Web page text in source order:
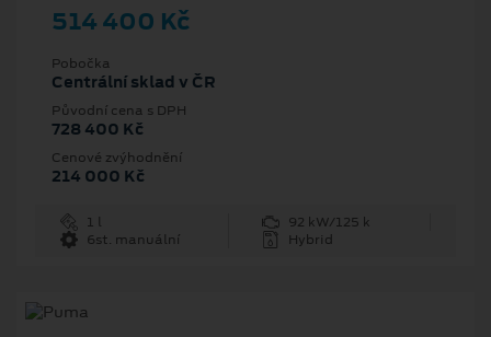
514 400 Kč
Pobočka
Centrální sklad v ČR
Původní cena s DPH
728 400 Kč
Cenové zvýhodnění
214 000 Kč
1 l
92 kW/125 k
6st. manuální
Hybrid